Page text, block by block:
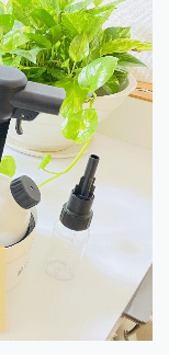
本ガイド